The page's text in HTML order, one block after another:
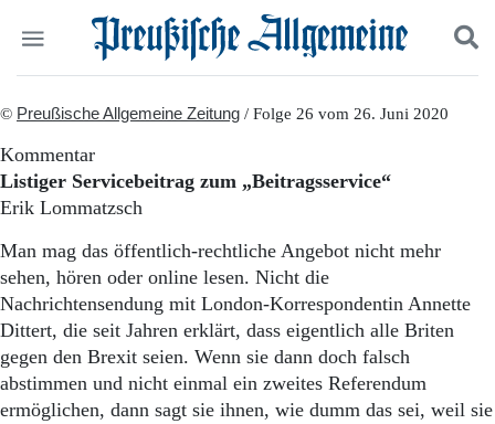
Politik
Panorama
Geschichte
Ostpreußen
Pommern
Berlin-Brandenburg
Schlesien
Danzig und Westpreußen
Bücher
Suchen und finden
© Preußische Allgemeine Zeitung / Folge 26 vom 26. Juni 2020
Kommentar
Listiger Servicebeitrag zum „Beitragsservice“
Erik Lommatzsch
Man mag das öffentlich-rechtliche Angebot nicht mehr
sehen, hören oder online lesen. Nicht die
Nachrichtensendung mit London-Korrespondentin Annette
Dittert, die seit Jahren erklärt, dass eigentlich alle Briten
gegen den Brexit seien. Wenn sie dann doch falsch
abstimmen und nicht einmal ein zweites Referendum
ermöglichen, dann sagt sie ihnen, wie dumm das sei, weil sie